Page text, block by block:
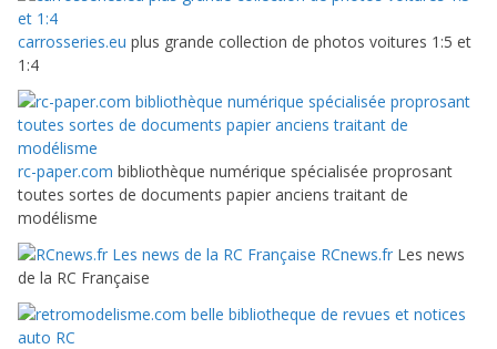
carrosseries.eu plus grande collection de photos voitures 1:5 et
1:4
rc-paper.com bibliothèque numérique spécialisée proprosant
toutes sortes de documents papier anciens traitant de
modélisme
RCnews.fr Les news
de la RC Française